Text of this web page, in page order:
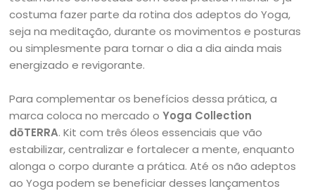
costuma fazer parte da rotina dos adeptos do Yoga,
seja na meditação, durante os movimentos e posturas
ou simplesmente para tornar o dia a dia ainda mais
energizado e revigorante.
Para complementar os benefícios dessa prática, a
marca coloca no mercado oYoga Collection
dōTERRA. Kit com três óleos essenciais que vão
estabilizar, centralizar e fortalecer a mente, enquanto
alonga o corpo durante a prática. Até os não adeptos
ao Yoga podem se beneficiar desses lançamentos